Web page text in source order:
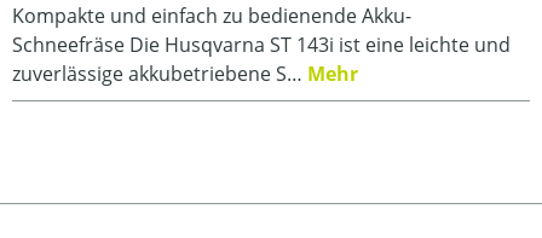
Kompakte und einfach zu bedienende Akku-
Schneefräse Die Husqvarna ST 143i ist eine leichte und
zuverlässige akkubetriebene S… Mehr